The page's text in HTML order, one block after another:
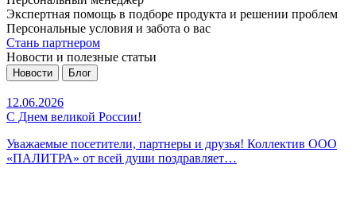
Экспертная помощь в подборе продукта и решении проблем
Персональные условия и забота о вас
Стань партнером
Новости и полезные статьи
Новости Блог
12.06.2026
С Днем великой России!
Уважаемые посетители, партнеры и друзья! Коллектив ООО
«ПАЛИТРА» от всей души поздравляет…